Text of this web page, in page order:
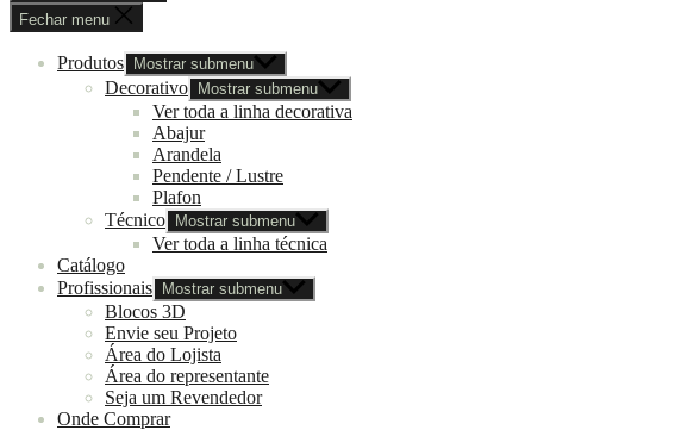
Fechar menu
Produtos Mostrar submenu
Decorativo Mostrar submenu
Ver toda a linha decorativa
Abajur
Arandela
Pendente / Lustre
Plafon
Técnico
Mostrar submenu
Ver toda a linha técnica
Catálogo
Profissionais
Mostrar submenu
Blocos 3D
Envie seu Projeto
Área do Lojista
Área do representante
Seja um Revendedor
Onde Comprar